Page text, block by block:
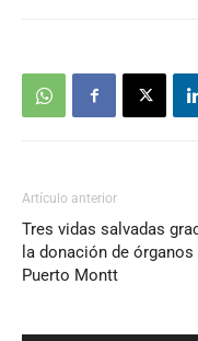
Artículo anterior
Tres vidas salvadas
la donación de órganos
Puerto Montt